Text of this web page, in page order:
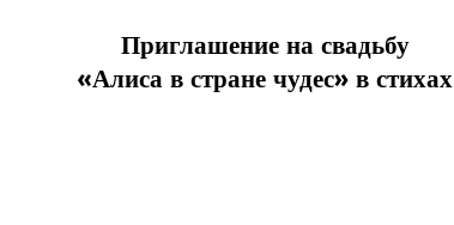
Приглашение на свадьбу
«Алиса в стране чудес» в стихах